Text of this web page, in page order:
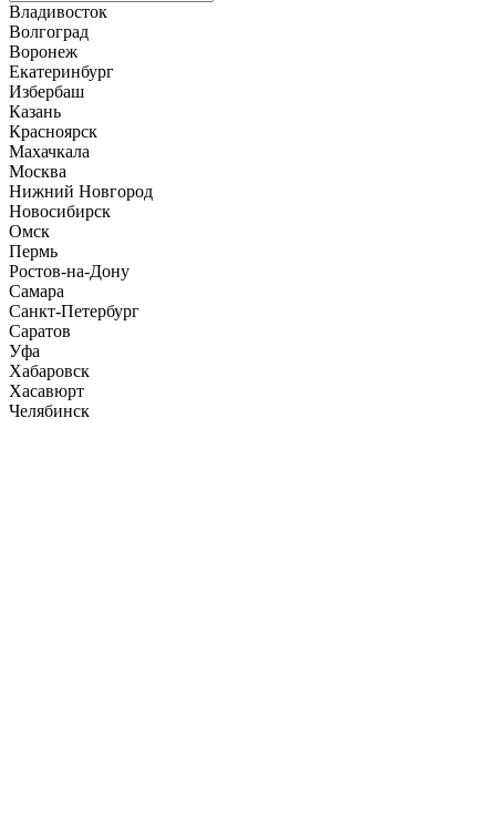
Владивосток
Волгоград
Воронеж
Екатеринбург
Избербаш
Казань
Красноярск
Махачкала
Москва
Нижний Новгород
Новосибирск
Омск
Пермь
Ростов-на-Дону
Самара
Санкт-Петербург
Саратов
Уфа
Хабаровск
Хасавюрт
Челябинск